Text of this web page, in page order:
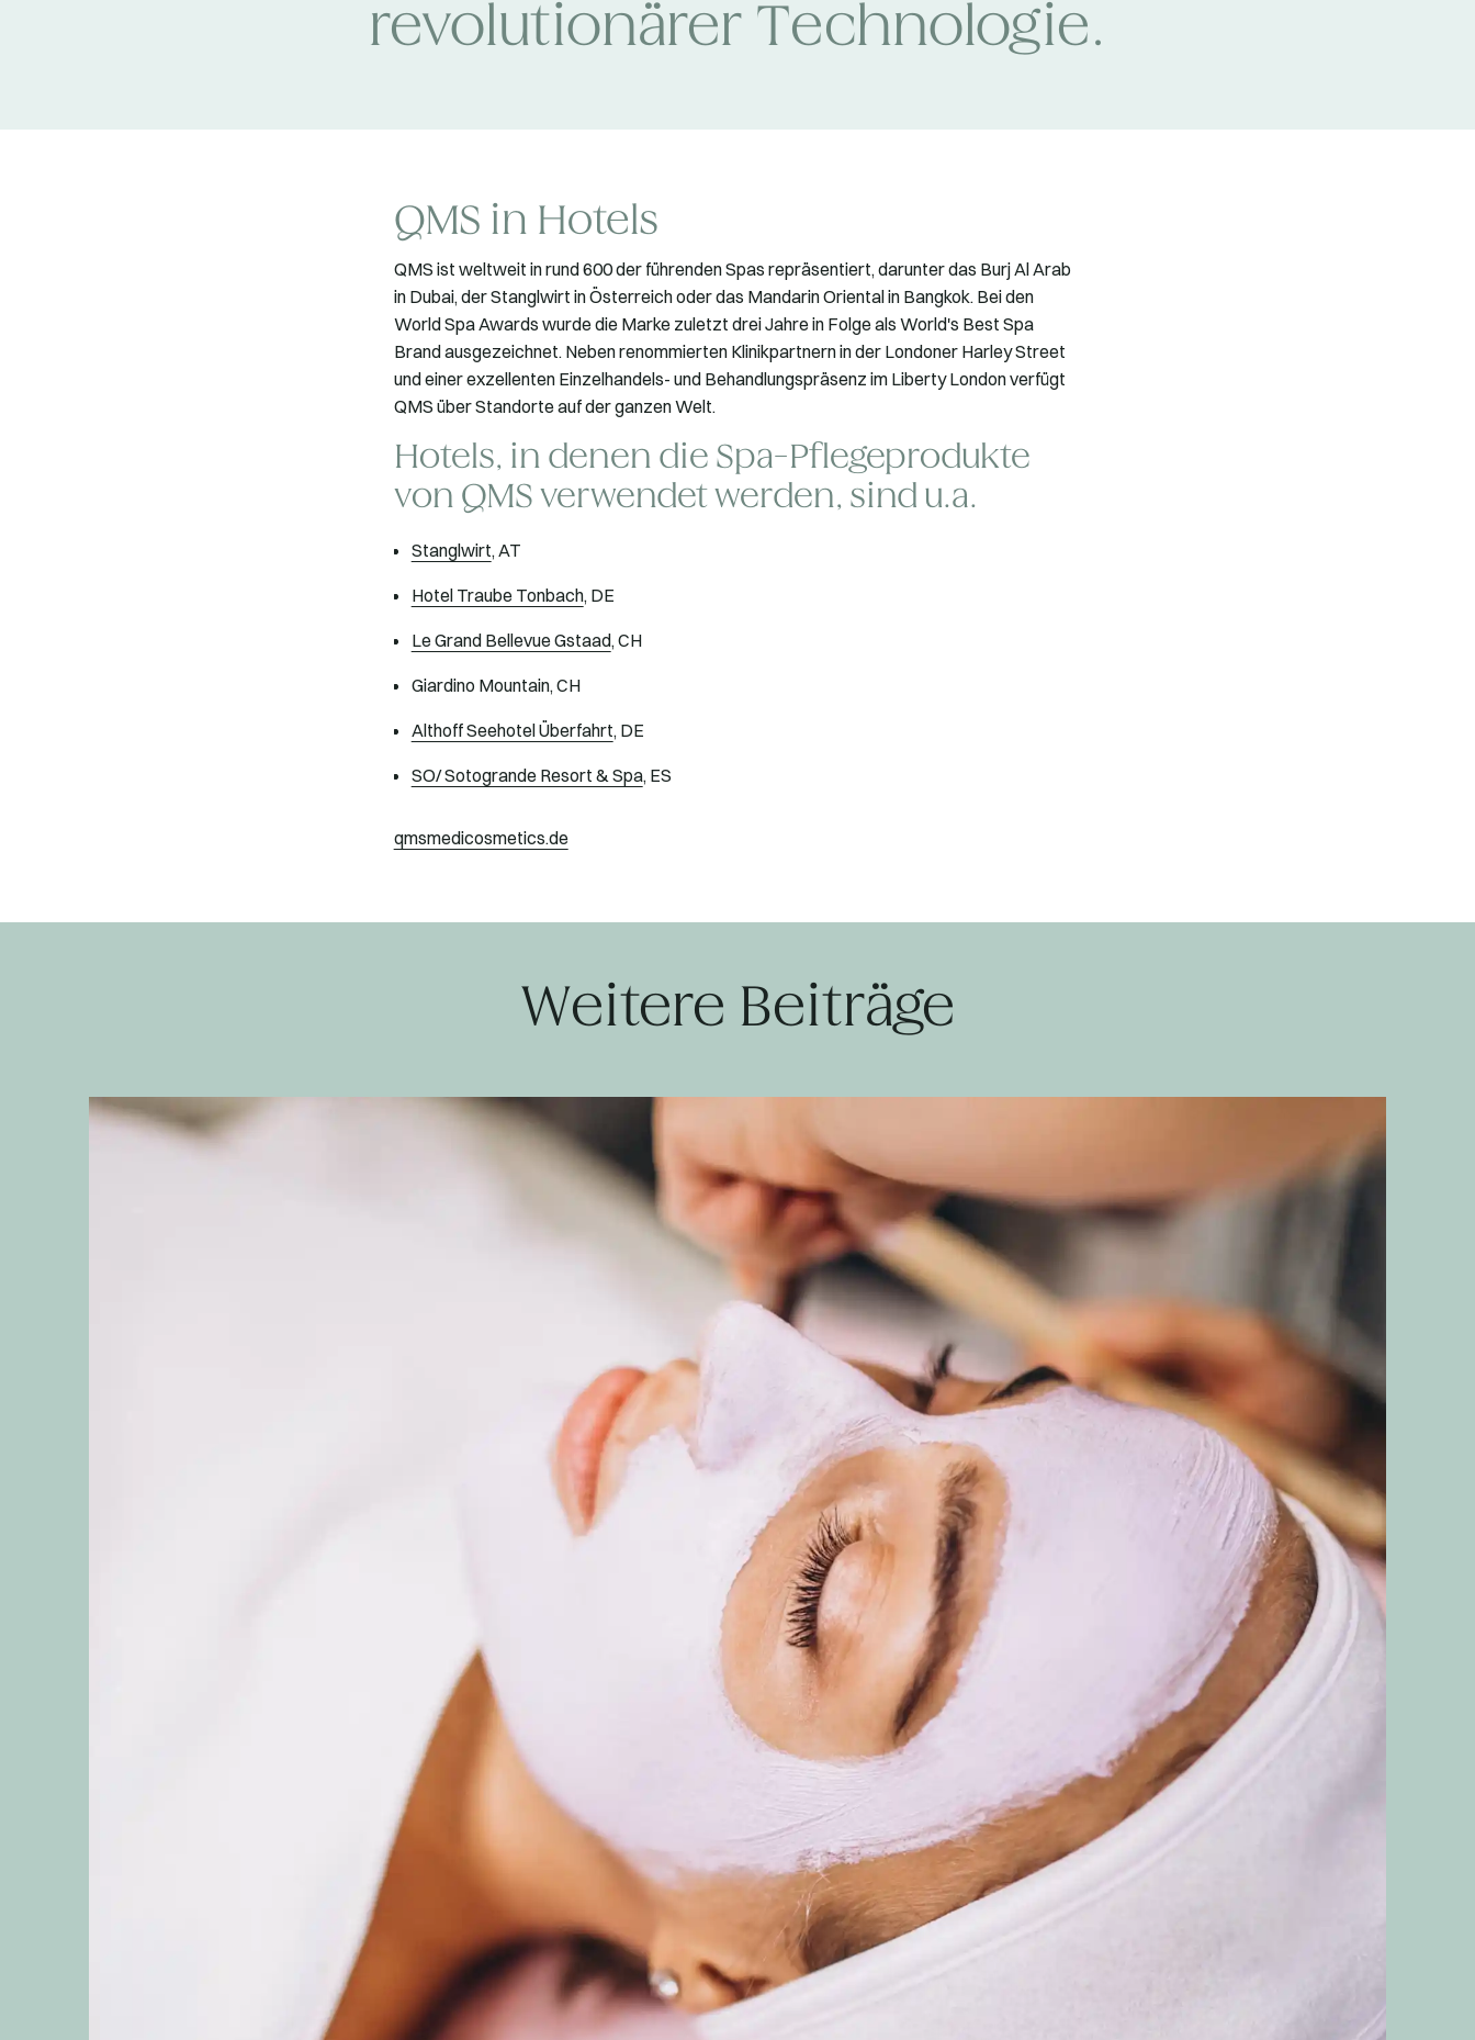
revolutionärer Technologie.
QMS in Hotels
QMS ist weltweit in rund 600 der führenden Spas repräsentiert, darunter das Burj Al Arab
in Dubai, der Stanglwirt in Österreich oder das Mandarin Oriental in Bangkok. Bei den
World Spa Awards wurde die Marke zuletzt drei Jahre in Folge als World's Best Spa
Brand ausgezeichnet. Neben renommierten Klinikpartnern in der Londoner Harley Street
und einer exzellenten Einzelhandels- und Behandlungspräsenz im Liberty London verfügt
QMS über Standorte auf der ganzen Welt.
Hotels, in denen die Spa-Pflegeprodukte
von QMS verwendet werden, sind u.a.
Stanglwirt, AT
Hotel Traube Tonbach, DE
Le Grand Bellevue Gstaad, CH
Giardino Mountain, CH
Althoff Seehotel Überfahrt, DE
SO/ Sotogrande Resort & Spa, ES
qmsmedicosmetics.de
Weitere Beiträge